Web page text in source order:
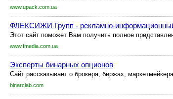
www.upack.com.ua
ФЛЕКСИЖИ Групп - рекламно-
Этот сайт поможет Вам получить полное
www.fmedia.com.ua
Эксперты бинарных опционов
Сайт рассказывает о брокера, биржах,
binarclab.com